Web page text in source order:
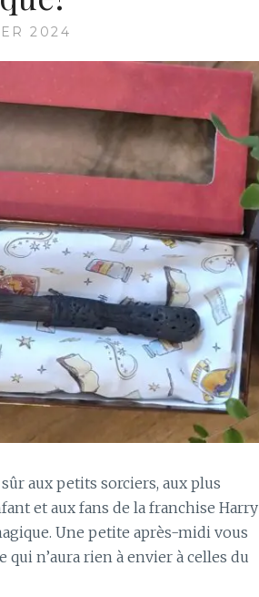
2024
aux petits sorciers, aux plus
et aux fans de la franchise Harry
Une petite après-midi vous
n’aura rien à envier à celles du